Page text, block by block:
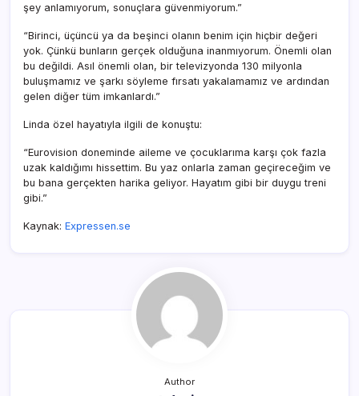
şey anlamıyorum, sonuçlara güvenmiyorum.”
“Birinci, üçüncü ya da beşinci olanın benim için hiçbir değeri
yok. Çünkü bunların gerçek olduğuna inanmıyorum. Önemli olan
bu değildi. Asıl önemli olan, bir televizyonda 130 milyonla
buluşmamız ve şarkı söyleme fırsatı yakalamamız ve ardından
gelen diğer tüm imkanlardı.”
Linda özel hayatıyla ilgili de konuştu:
“Eurovision doneminde aileme ve çocuklarıma karşı çok fazla
uzak kaldığımı hissettim. Bu yaz onlarla zaman geçireceğim ve
bu bana gerçekten harika geliyor. Hayatım gibi bir duygu treni
gibi.”
Kaynak: Expressen.se
Author